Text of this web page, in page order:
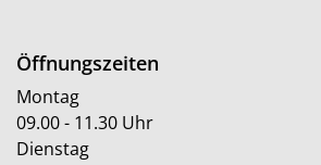
Öffnungszeiten
Montag
09.00 - 11.30 Uhr
Dienstag